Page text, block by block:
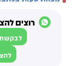
רוצים
לבקשת